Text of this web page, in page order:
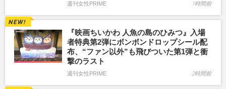
週刊女性PRIME 1時間前
『映画ちいかわ 人魚の島のひみつ』入場
者特典第2弾にボンボンドロップシール配
布、“ファン以外”も飛びついた第1弾と衝
撃のラスト
週刊女性PRIME 2時間前